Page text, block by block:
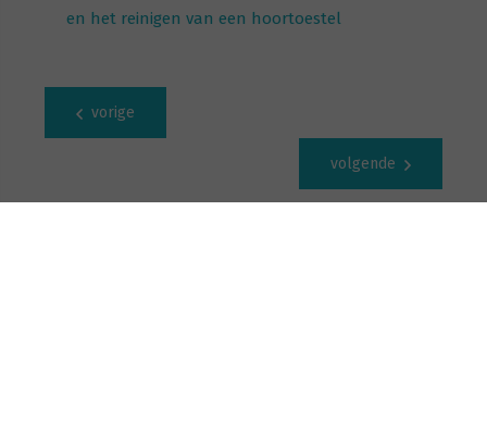
en het reinigen van een hoortoestel
vorige
volgende